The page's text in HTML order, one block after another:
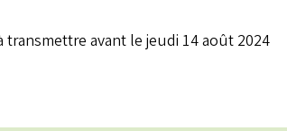
transmettre avant le jeudi 14 août 2024